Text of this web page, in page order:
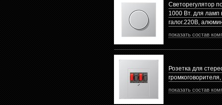
Светорегулятор
1000 Вт. для ламп
галог.220B,
показать состав
Розетка для
показать состав